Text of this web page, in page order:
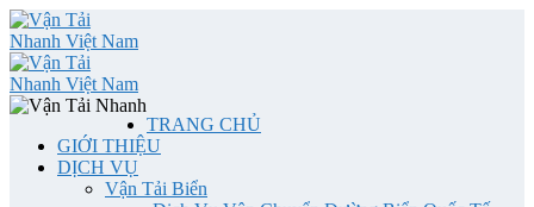
TRANG CHỦ
GIỚI THIỆU
DỊCH VỤ
Vận Tải Biển